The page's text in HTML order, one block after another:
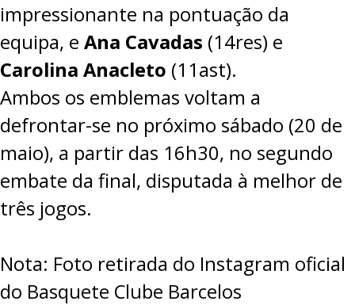
impressionante na pontuação da
equipa, e Ana Cavadas (14res) e
Carolina Anacleto (11ast).
Ambos os emblemas voltam a
defrontar-se no próximo sábado (20 de
maio), a partir das 16h30, no segundo
embate da final, disputada à melhor de
três jogos.
Nota: Foto retirada do Instagram oficial
do Basquete Clube Barcelos